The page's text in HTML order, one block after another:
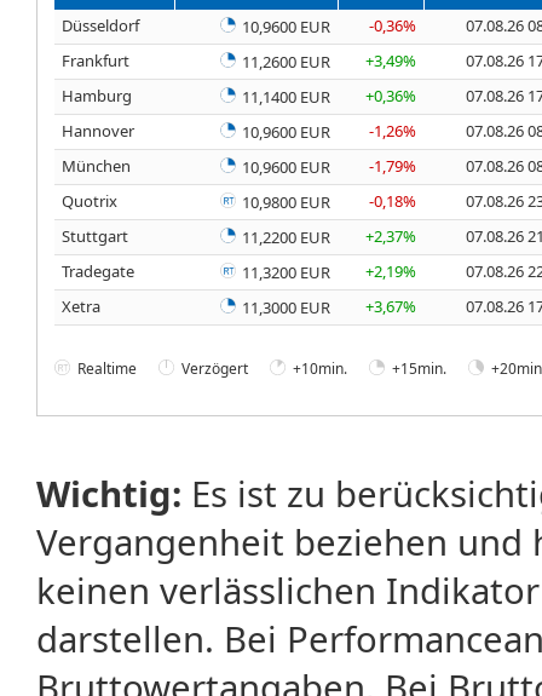
Düsseldorf
10,9600 EUR -0,36%
07.08.26
Frankfurt
11,2600 EUR +3,49%
07.08.26
Hamburg
11,1400 EUR +0,36%
07.08.26
Hannover
10,9600 EUR -1,26%
07.08.26
München
10,9600 EUR -1,79%
07.08.26
Quotrix
10,9800 EUR -0,18%
07.08.26
Stuttgart
11,2200 EUR +2,37%
07.08.26
Tradegate
11,3200 EUR +2,19%
07.08.26
Xetra
11,3000 EUR +3,67% 07.08.26
Realtime Verzögert +10min. +15min.
Wichtig: Es ist zu
Vergangenheit beziehen
keinen verlässlichen
darstellen. Bei